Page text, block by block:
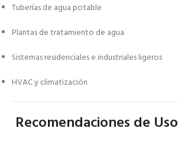
Tuberías de agua potable
Plantas de tratamiento de agua
Sistemas residenciales e industriales ligeros
HVAC y climatización
Recomendaciones de Uso